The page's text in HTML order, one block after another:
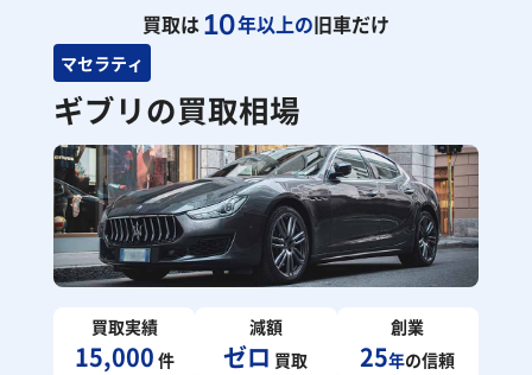
買取は10年以上の旧車だけ
マセラティ
ギブリの買取相場
買取実績
15,000 件
減額
ゼロ 買取
創業
25年の信頼